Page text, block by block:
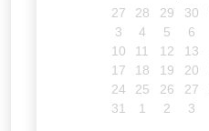
27 28 29 30
3
4 5 6
10
11 12 13
17
18 19 20
24
25 26 27
31
1 2 3